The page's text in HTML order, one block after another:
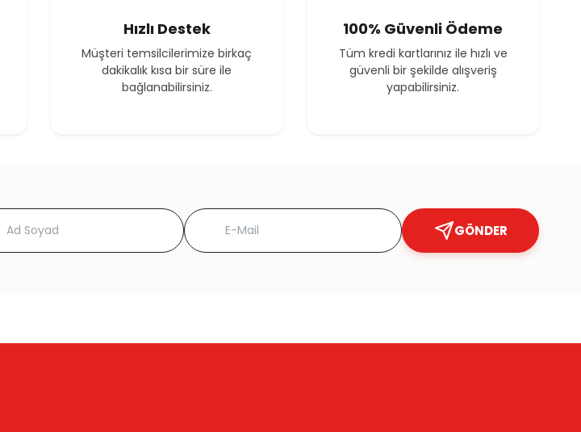
Hızlı Destek
Müşteri temsilcilerimize birkaç
dakikalık kısa bir süre ile
bağlanabilirsiniz.
100% Güvenli Ödeme
Tüm kredi kartlarınız ile hızlı ve
güvenli bir şekilde alışveriş
yapabilirsiniz.
GÖNDER